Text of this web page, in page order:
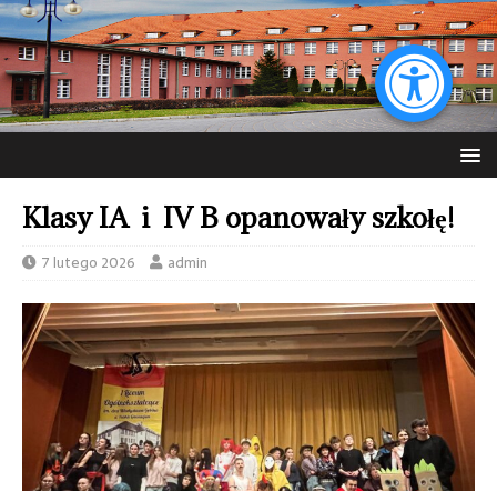
Klasy IA i IV B opanowały szkołę!
7 lutego 2026 admin